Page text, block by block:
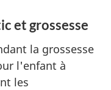
et grossesse
la grossesse
l'enfant à
les